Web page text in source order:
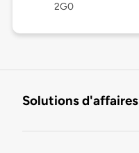
2G0
Solutions d'affaires